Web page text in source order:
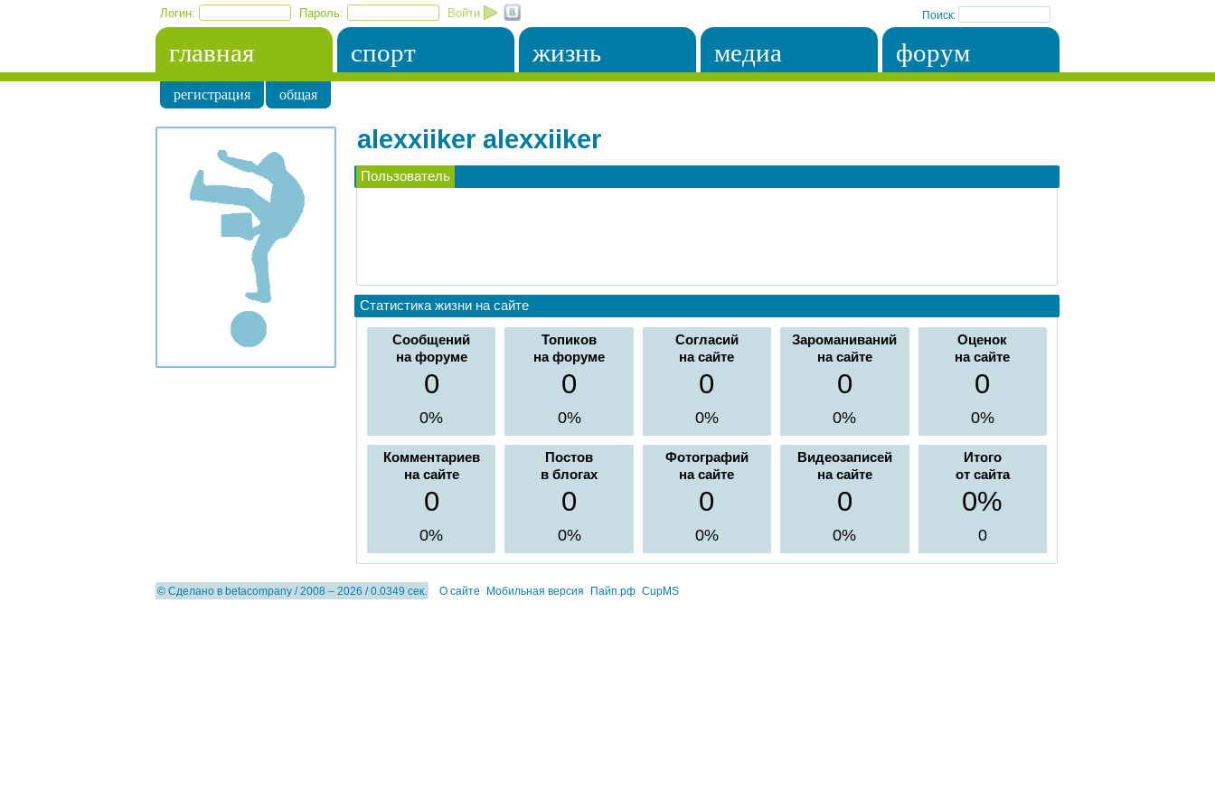
Логин: Пароль: Войти Поиск:
главная спорт жизнь медиа форум
регистрация общая
alexxiiker alexxiiker
Пользователь
Статистика жизни на сайте
Сообщений
на форуме
0
0%
Топиков
на форуме
0
0%
Согласий
на сайте
0
0%
Зароманиваний
на сайте
0
0%
Оценок
на сайте
0
0%
Комментариев
на сайте
0
0%
Постов
в блогах
0
0%
Фотографий
на сайте
0
0%
Видеозаписей
на сайте
0
0%
Итого
от сайта
0%
0
© Сделано в betacompany / 2008 – 2026 / 0.0349 сек. О сайте Мобильная версия Пайп.рф CupMS